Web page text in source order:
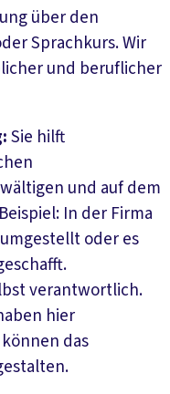
über den
Sprachkurs. Wir
und beruflicher
Sie hilft
und auf dem
In der Firma
oder es
verantwortlich.
hier
das